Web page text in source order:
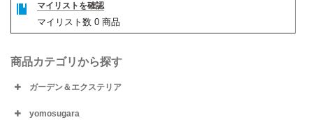
マイリストを確認
マイリスト数 0 商品
商品カテゴリから探す
ガーデン＆エクステリア
yomosugara